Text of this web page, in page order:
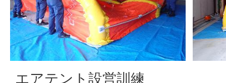
エアテント設営訓練